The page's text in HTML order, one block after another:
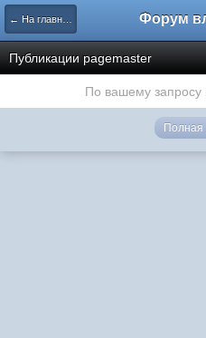
← На главную
Публикации pagemaster
По вашему запросу
Полная